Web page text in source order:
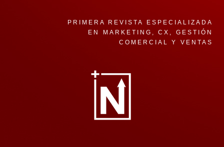
PRIMERA REVISTA ESPECIALIZADA
EN MARKETING, CX, GESTIÓN
COMERCIAL Y VENTAS